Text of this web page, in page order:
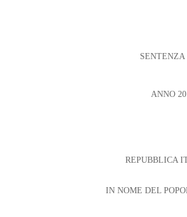
SENTENZA
ANNO
REPUBBLICA
IN NOME DEL